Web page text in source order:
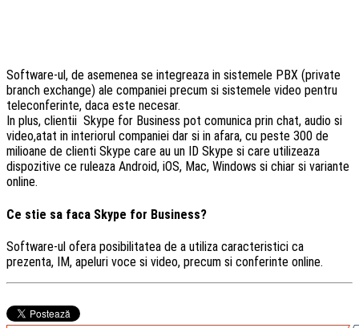
Software-ul, de asemenea se integreaza in sistemele PBX (private
branch exchange) ale companiei precum si sistemele video pentru
teleconferinte, daca este necesar.
In plus, clientii Skype for Business pot comunica prin chat, audio si
video,atat in interiorul companiei dar si in afara, cu peste 300 de
milioane de clienti Skype care au un ID Skype si care utilizeaza
dispozitive ce ruleaza Android, iOS, Mac, Windows si chiar si variante
online.
Ce stie sa faca Skype for Business?
Software-ul ofera posibilitatea de a utiliza caracteristici ca
prezenta, IM, apeluri voce si video, precum si conferinte online.